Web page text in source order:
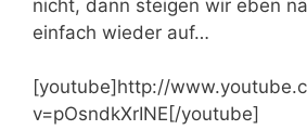
nicht, dann steigen wir eben
einfach wieder auf…
[youtube]http://
v=pOsndkXrINE[/youtube]